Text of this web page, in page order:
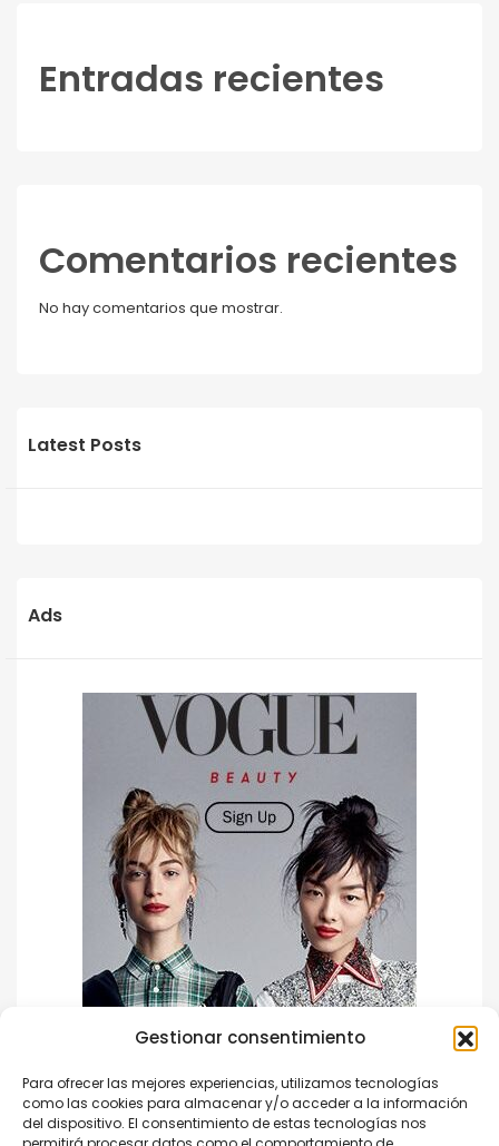
Gestionar consentimiento
Para ofrecer las mejores experiencias, utilizamos tecnologías
como las cookies para almacenar y/o acceder a la información
del dispositivo. El consentimiento de estas tecnologías nos
Entradas recientes
Comentarios recientes
No hay comentarios que mostrar.
Latest Posts
Ads